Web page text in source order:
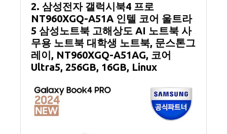
2. 삼성전자 갤럭시북4 프로
NT960XGQ-A51A 인텔 코어 울트라
5 삼성노트북 고해상도 AI 노트북 사
무용 노트북 대학생 노트북, 문스톤그
레이, NT960XGQ-A51AG, 코어
Ultra5, 256GB, 16GB, Linux